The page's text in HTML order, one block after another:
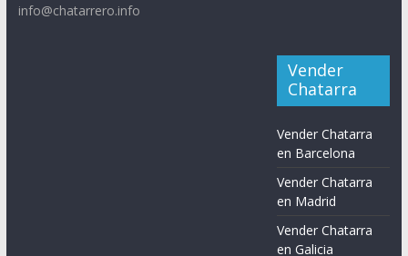
info@chatarrero.info
Vender
Chatarra
Vender Chatarra
en Barcelona
Vender Chatarra
en Madrid
Vender Chatarra
en Galicia